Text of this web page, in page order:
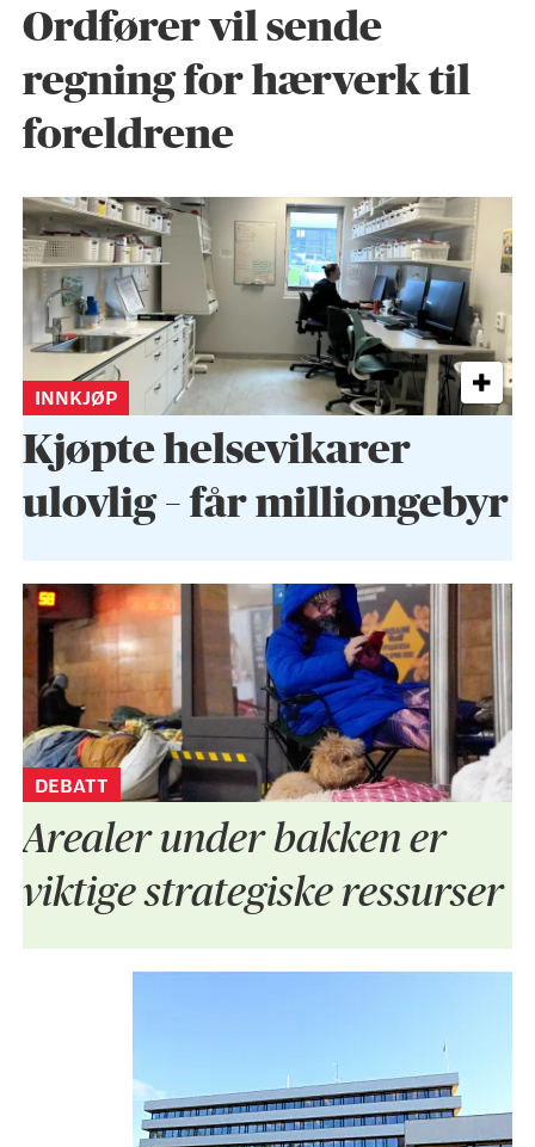
Ordfører vil sende
regning for hærverk til
foreldrene
INNKJØP
Kjøpte helse­vikarer
ulovlig – får milliongebyr
DEBATT
Arealer under bakken er
viktige strategiske ressurser